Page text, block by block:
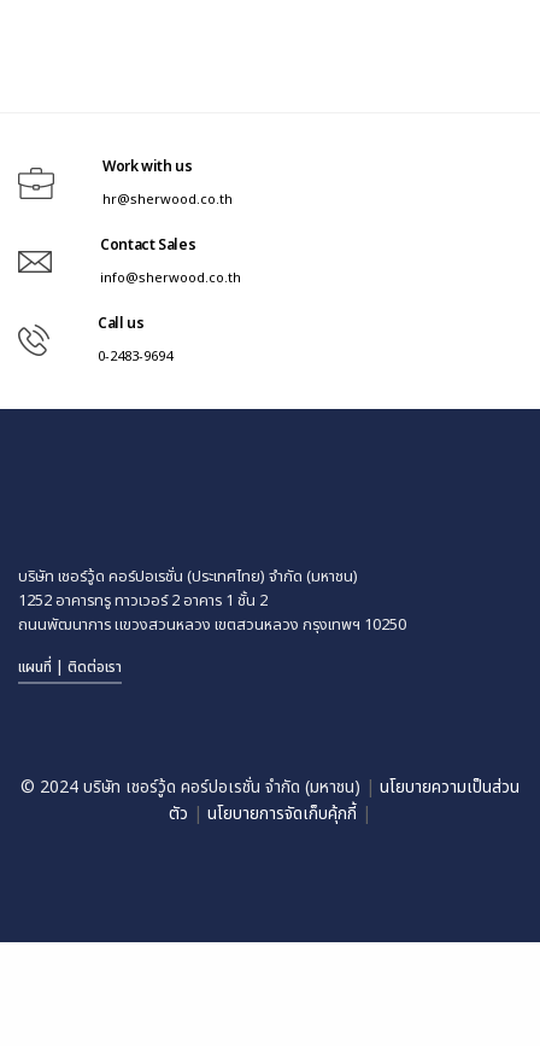
Work with us
hr@sherwood.co.th
Contact Sales
info@sherwood.co.th
Call us
0-2483-9694
บริษัท เชอร์วู้ด คอร์ปอเรชั่น (ประเทศไทย) จำกัด (มหาชน)
1252 อาคารทรู ทาวเวอร์ 2 อาคาร 1 ชั้น 2
ถนนพัฒนาการ แขวงสวนหลวงเขตสวนหลวง กรุงเทพฯ 10250
แผนที่ | ติดต่อเรา
© 2024 บริษัท เชอร์วู้ด คอร์ปอเรชั่น จำกัด (มหาชน) |นโยบายความเป็นส่วน
ตัว | นโยบายการจัดเก็บคุ้กกี้ |